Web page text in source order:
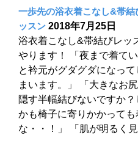
一歩先の浴衣着こなし&帯結
ッスン 2018年7月25日
浴衣着こなし&帯結びレッ
やります！ 「夜まで着て
と衿元がグダグダになって
まいます。」 「大きなお
隠す半幅結びないですか？
かも椅子に寄りかかっても
な・・！」 「肌が明るく